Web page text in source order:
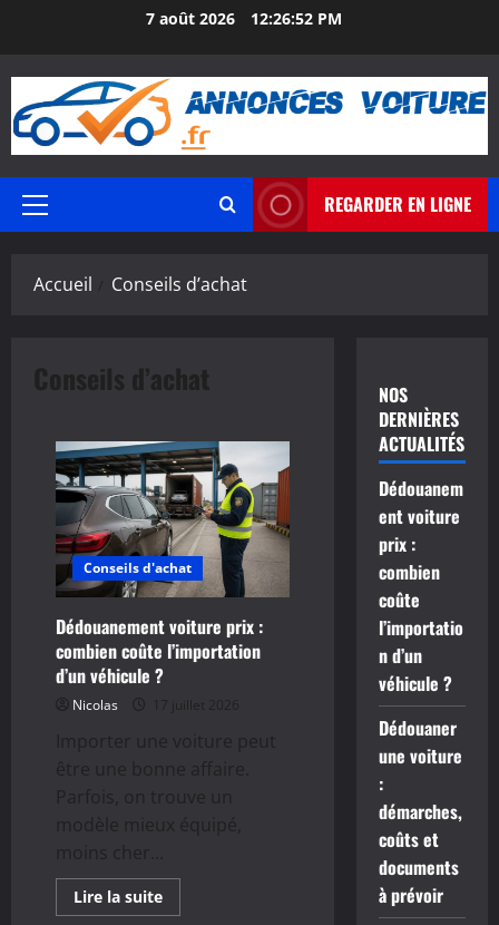
7 août 2026 12:26:53 PM
Menu
REGARDER EN LIGNE
Accueil Conseils d’achat
Conseils d’achat
Conseils d'achat
Dédouanement voiture prix :
combien coûte l’importation
d’un véhicule ?
Nicolas 17 juillet 2026
Importer une voiture peut
être une bonne affaire.
Parfois, on trouve un
modèle mieux équipé,
moins cher...
Lire la suiteEn
savoir
NOS
DERNIÈRES
ACTUALITÉS
Dédouanem
ent voiture
prix :
combien
coûte
l’importatio
n d’un
véhicule ?
Dédouaner
une voiture
:
démarches,
coûts et
documents
à prévoir